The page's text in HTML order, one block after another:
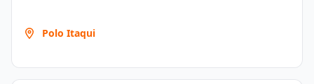
Polo Itaqui